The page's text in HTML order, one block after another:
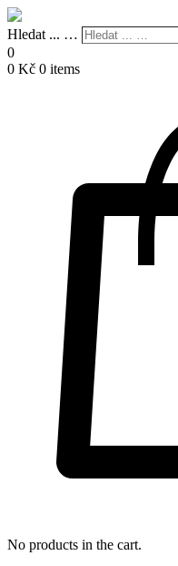
Hledat ... …
0
0 Kč 0 items
No products in the cart.